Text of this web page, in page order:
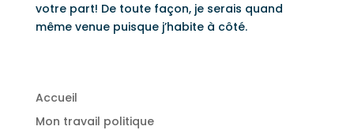
votre part! De toute façon, je serais quand
même venue puisque j’habite à côté.
Accueil
Mon travail politique